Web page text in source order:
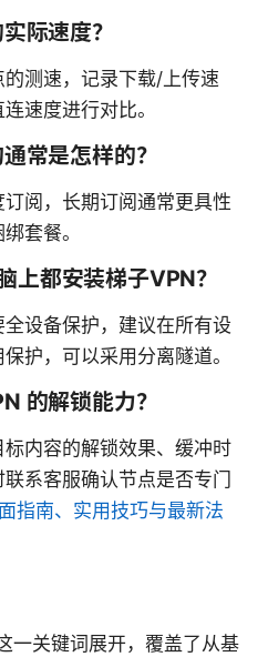
际速度？
测速，记录下载/上传速
速度进行对比。
常是怎样的？
阅，长期订阅通常更具性
套餐。
上都安装梯子VPN？
设备保护，建议在所有设
护，可以采用分离隧道。
的解锁能力？
内容的解锁效果、缓冲时
系客服确认节点是否专门
指南、实用技巧与最新法
一关键词展开，覆盖了从基